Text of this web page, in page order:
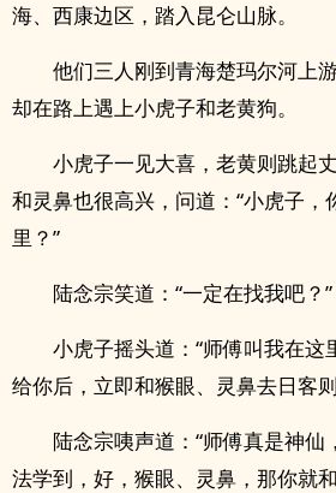
海、西康边区，踏入昆仑山脉。
他们三人刚到青海楚玛尔河上
却在路上遇上小虎子和老黄狗。
小虎子一见大喜，老黄则跳起
和灵鼻也很高兴，问道：“小虎子，
里？”
陆念宗笑道：“一定在找我吧？”
小虎子摇头道：“师傅叫我在这
给你后，立即和猴眼、灵鼻去日客
陆念宗咦声道：“师傅真是神
法学到，好，猴眼、灵鼻，那你就